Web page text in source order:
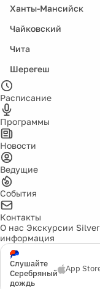
Ханты-Мансийск
Чайковский
Чита
Шерегеш
Расписание
Программы
Новости
Ведущие
События
Контакты
О нас Экскурсии
информация
Слушайте
Серебряный
дождь
App